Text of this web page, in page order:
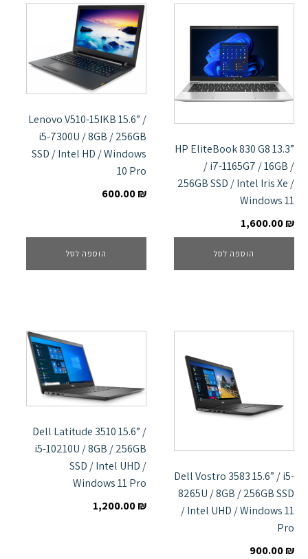
HP EliteBook 830 G8 13.3”
/ i7-1165G7 / 16GB /
256GB SSD / Intel Iris Xe /
Windows 11
1,600.00₪
הוספה לסל
Lenovo V510-15IKB 15.6” /
i5-7300U / 8GB / 256GB
SSD / Intel HD / Windows
10 Pro
600.00₪
הוספה לסל
Dell Vostro 3583 15.6” / i5-
8265U / 8GB / 256GB SSD
/ Intel UHD / Windows 11
Pro
900.00₪
Dell Latitude 3510 15.6” /
i5-10210U / 8GB / 256GB
SSD / Intel UHD /
Windows 11 Pro
1,200.00₪